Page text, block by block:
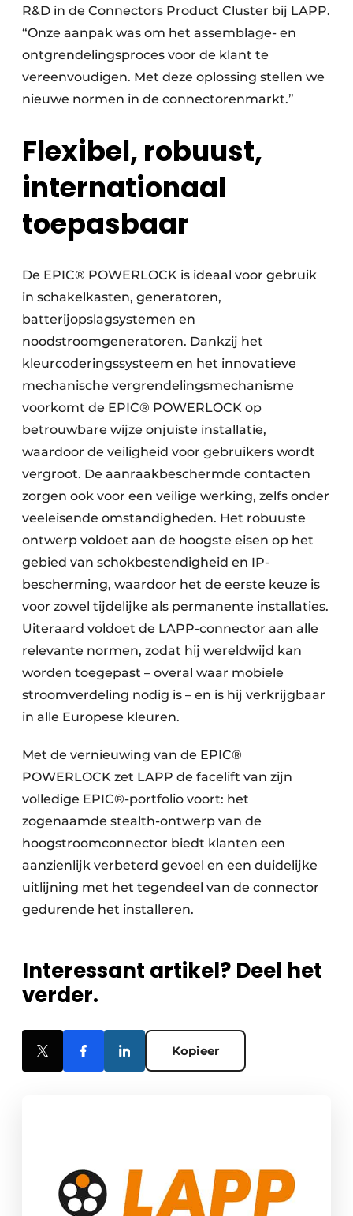
R&D in de Connectors Product Cluster bij LAPP.
“Onze aanpak was om het assemblage- en
ontgrendelingsproces voor de klant te
vereenvoudigen. Met deze oplossing stellen we
nieuwe normen in de connectorenmarkt.”
Flexibel, robuust,
internationaal
toepasbaar
De EPIC® POWERLOCK is ideaal voor gebruik
in schakelkasten, generatoren,
batterijopslagsystemen en
noodstroomgeneratoren. Dankzij het
kleurcoderingssysteem en het innovatieve
mechanische vergrendelingsmechanisme
voorkomt de EPIC® POWERLOCK op
betrouwbare wijze onjuiste installatie,
waardoor de veiligheid voor gebruikers wordt
vergroot. De aanraakbeschermde contacten
zorgen ook voor een veilige werking, zelfs onder
veeleisende omstandigheden. Het robuuste
ontwerp voldoet aan de hoogste eisen op het
gebied van schokbestendigheid en IP-
bescherming, waardoor het de eerste keuze is
voor zowel tijdelijke als permanente installaties.
Uiteraard voldoet de LAPP-connector aan alle
relevante normen, zodat hij wereldwijd kan
worden toegepast – overal waar mobiele
stroomverdeling nodig is – en is hij verkrijgbaar
in alle Europese kleuren.
Met de vernieuwing van de EPIC®
POWERLOCK zet LAPP de facelift van zijn
volledige EPIC®-portfolio voort: het
zogenaamde stealth-ontwerp van de
hoogstroomconnector biedt klanten een
aanzienlijk verbeterd gevoel en een duidelijke
uitlijning met het tegendeel van de connector
gedurende het installeren.
Interessant artikel? Deel het
verder.
Kopieer